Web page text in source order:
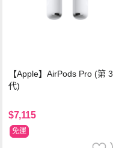
【Apple】AirPods Pro (第 3
代)
$7,115
免運